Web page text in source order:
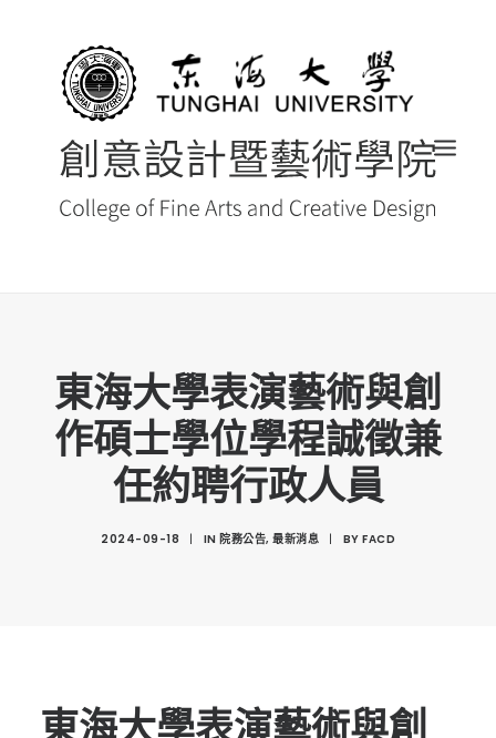
最新消息 NEWS
創藝院簡介
創意科技與藝術跨域學分學程
光點計畫智慧設計班
表單下載
東海大學表演藝術與創
作碩士學位學程誠徵兼
任約聘行政人員
2024-09-18 | IN 院務公告, 最新消息 | BY FACD
東海大學表演藝術與創